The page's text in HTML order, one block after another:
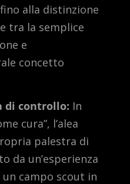
alla distinzione
tra la semplice
e
concetto
di controllo: In
cura”, l’alea
palestra di
da un’esperienza
campo scout in